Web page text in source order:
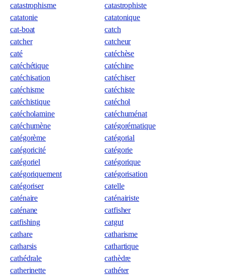
catastrophisme
catastrophiste
catatonie
catatonique
cat-boat
catch
catcher
catcheur
caté
catéchèse
catéchétique
catéchine
catéchisation
catéchiser
catéchisme
catéchiste
catéchistique
catéchol
catécholamine
catéchuménat
catéchumène
catégorématique
catégorème
catégorial
catégoricité
catégorie
catégoriel
catégorique
catégoriquement
catégorisation
catégoriser
catelle
caténaire
caténairiste
caténane
catfisher
catfishing
catgut
cathare
catharisme
catharsis
cathartique
cathédrale
cathèdre
catherinette
cathéter